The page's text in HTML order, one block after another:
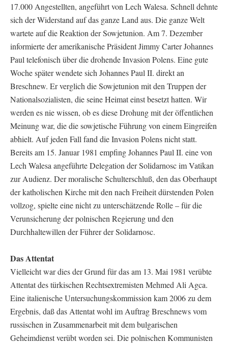
17.000 Angestellten, angeführt von Lech Walesa. Schnell dehnte
sich der Widerstand auf das ganze Land aus. Die ganze Welt
wartete auf die Reaktion der Sowjetunion. Am 7. Dezember
informierte der amerikanische Präsident Jimmy Carter Johannes
Paul telefonisch über die drohende Invasion Polens. Eine gute
Woche später wendete sich Johannes Paul II. direkt an
Breschnew. Er verglich die Sowjetunion mit den Truppen der
Nationalsozialisten, die seine Heimat einst besetzt hatten. Wir
werden es nie wissen, ob es diese Drohung mit der öffentlichen
Meinung war, die die sowjetische Führung von einem Eingreifen
abhielt. Auf jeden Fall fand die Invasion Polens nicht statt.
Bereits am 15. Januar 1981 empfing Johannes Paul II. eine von
Lech Walesa angeführte Delegation der Solidarnosc im Vatikan
zur Audienz. Der moralische Schulterschluß, den das Oberhaupt
der katholischen Kirche mit den nach Freiheit dürstenden Polen
vollzog, spielte eine nicht zu unterschätzende Rolle – für die
Verunsicherung der polnischen Regierung und den
Durchhaltewillen der Führer der Solidarnosc.
Das Attentat
Vielleicht war dies der Grund für das am 13. Mai 1981 verübte
Attentat des türkischen Rechtsextremisten Mehmed Ali Agca.
Eine italienische Untersuchungskommission kam 2006 zu dem
Ergebnis, daß das Attentat wohl im Auftrag Breschnews vom
russischen in Zusammenarbeit mit dem bulgarischen
Geheimdienst verübt worden sei. Die polnischen Kommunisten